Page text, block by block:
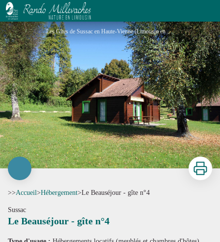
Le Beauséjour - gîte n°4
Les Gîtes de Sussac en Haute-Vienne (Limousin en Nouvelle Aquitaine)_1 - Gîtes de France® Haute-Vienne
Imprimer
>>Accueil>Hébergement>Le Beauséjour - gîte n°4
Sussac
Le Beauséjour - gîte n°4